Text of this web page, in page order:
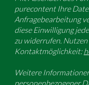
purecontent Ihre
Anfragebearbeitung
diese Einwilligung
zu widerrufen.
Kontaktmöglichkeit:
Weitere
personenbezogener